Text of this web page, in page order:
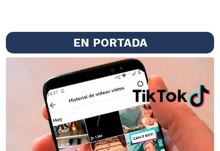
EN PORTADA